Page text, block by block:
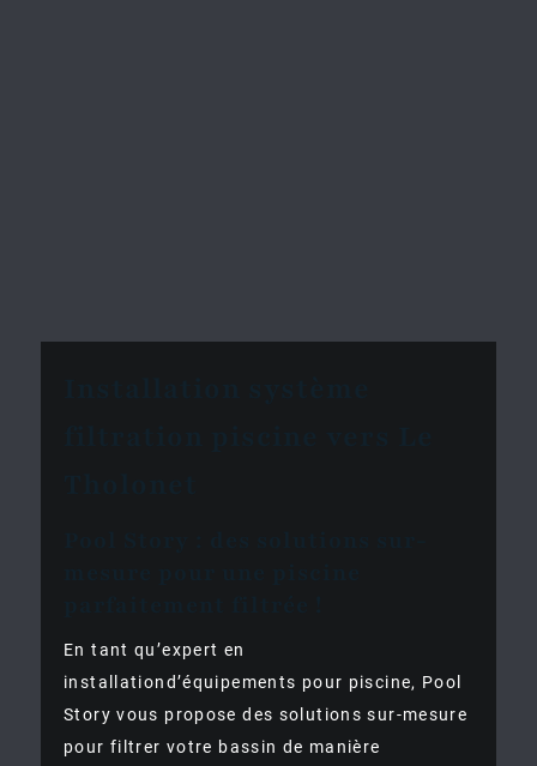
En tant qu’expert en
installationd’équipements pour piscine, Pool
Story vous propose des solutions sur-mesure
pour filtrer votre bassin de manière